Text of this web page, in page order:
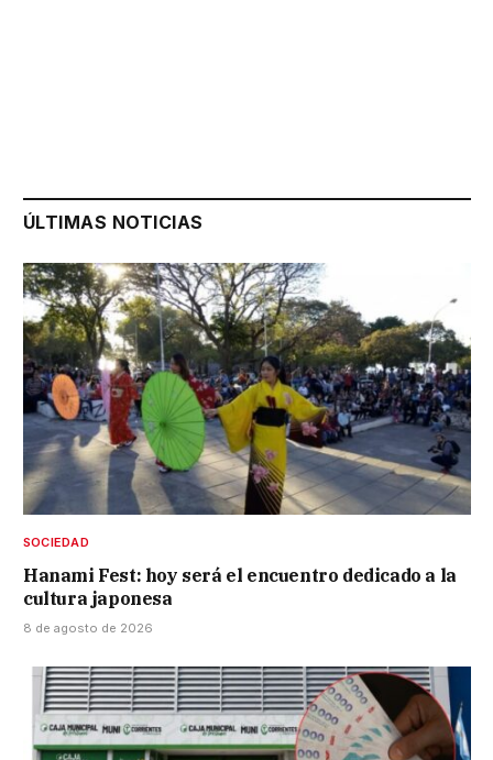
ÚLTIMAS NOTICIAS
SOCIEDAD
Hanami Fest: hoy será el encuentro dedicado a la
cultura japonesa
8 de agosto de 2026